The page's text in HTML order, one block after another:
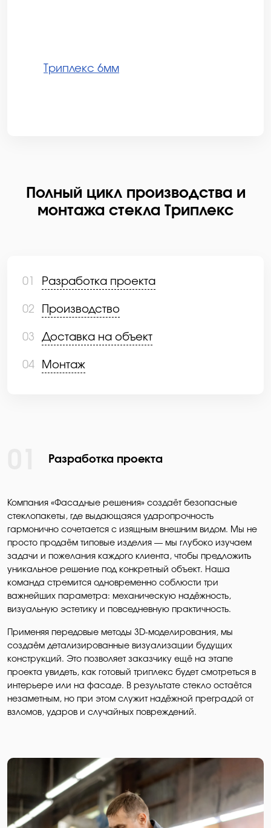
Триплекс 6мм
Полный цикл производства и
монтажа стекла Триплекс
01 Разработка проекта
02 Производство
03 Доставка на объект
04 Монтаж
Разработка проекта
Компания «Фасадные решения» создаёт безопасные
стеклопакеты, где выдающаяся ударопрочность
гармонично сочетается с изящным внешним видом. Мы не
просто продаём типовые изделия — мы глубоко изучаем
задачи и пожелания каждого клиента, чтобы предложить
уникальное решение под конкретный объект. Наша
команда стремится одновременно соблюсти три
важнейших параметра: механическую надёжность,
визуальную эстетику и повседневную практичность.
Применяя передовые методы 3D-моделирования, мы
создаём детализированные визуализации будущих
конструкций. Это позволяет заказчику ещё на этапе
проекта увидеть, как готовый триплекс будет смотреться в
интерьере или на фасаде. В результате стекло остаётся
незаметным, но при этом служит надёжной преградой от
взломов, ударов и случайных повреждений.